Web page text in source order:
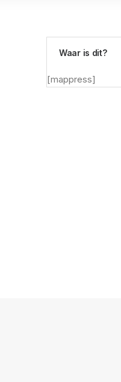
Waar is dit?
[mappress]